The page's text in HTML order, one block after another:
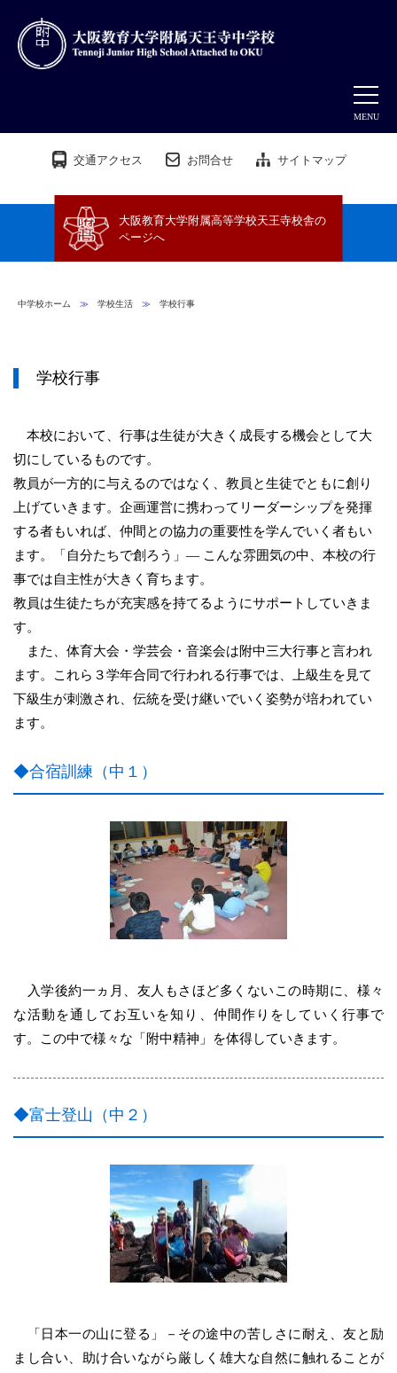
MENU
交通アクセス お問合せ サイトマップ
大阪教育大学附属高等学校天王寺校舎の
ページへ
中学校ホーム ≫ 学校生活 ≫ 学校行事
学校行事
本校において、行事は生徒が大きく成長する機会として大
切にしているものです。
教員が一方的に与えるのではなく、教員と生徒でともに創り
上げていきます。企画運営に携わってリーダーシップを発揮
する者もいれば、仲間との協力の重要性を学んでいく者もい
ます。「自分たちで創ろう」― こんな雰囲気の中、本校の行
事では自主性が大きく育ちます。
教員は生徒たちが充実感を持てるようにサポートしていきま
す。
また、体育大会・学芸会・音楽会は附中三大行事と言われ
ます。これら３学年合同で行われる行事では、上級生を見て
下級生が刺激され、伝統を受け継いでいく姿勢が培われてい
ます。
◆合宿訓練（中１）
入学後約一ヵ月、友人もさほど多くないこの時期に、様々
な活動を通してお互いを知り、仲間作りをしていく行事で
す。この中で様々な「附中精神」を体得していきます。
◆富士登山（中２）
「日本一の山に登る」－その途中の苦しさに耐え、友と励
まし合い、助け合いながら厳しく雄大な自然に触れることが